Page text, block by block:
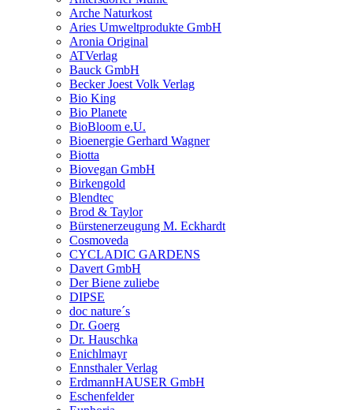
Arche Naturkost
Aries Umweltprodukte GmbH
Aronia Original
ATVerlag
Bauck GmbH
Becker Joest Volk Verlag
Bio King
Bio Planete
BioBloom e.U.
Bioenergie Gerhard Wagner
Biotta
Biovegan GmbH
Birkengold
Blendtec
Brod & Taylor
Bürstenerzeugung M. Eckhardt
Cosmoveda
CYCLADIC GARDENS
Davert GmbH
Der Biene zuliebe
DIPSE
doc nature´s
Dr. Goerg
Dr. Hauschka
Enichlmayr
Ennsthaler Verlag
ErdmannHAUSER GmbH
Eschenfelder